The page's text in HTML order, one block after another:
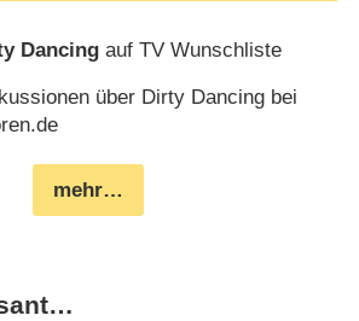
Dancing auf TV Wunschliste
über Dirty Dancing bei
mehr…